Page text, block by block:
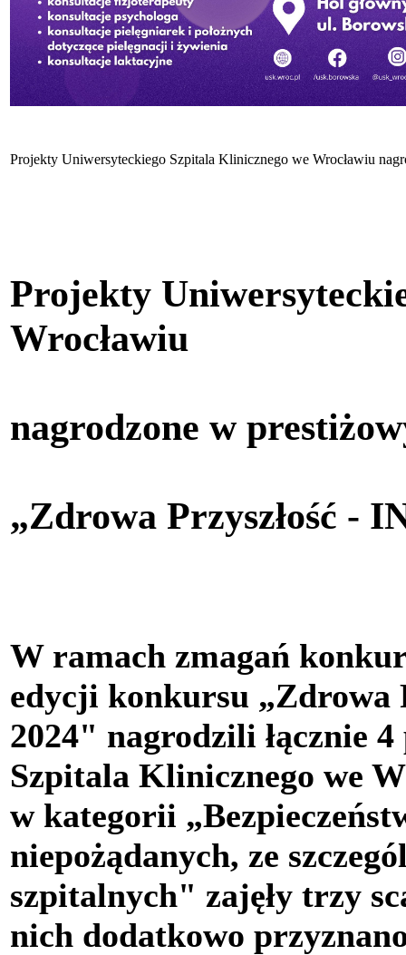
Projekty Uniwersyteckiego Szpitala Klinicznego we Wrocławiu
Projekty
Wrocławiu
nagrodzone w
„Zdrowa Przyszłość -
W ramach zmagań
edycji konkursu „Zdrowa
2024" nagrodzili łącznie
Szpitala Klinicznego we
w kategorii
niepożądanych, ze
szpitalnych" zajęły trzy
nich dodatkowo